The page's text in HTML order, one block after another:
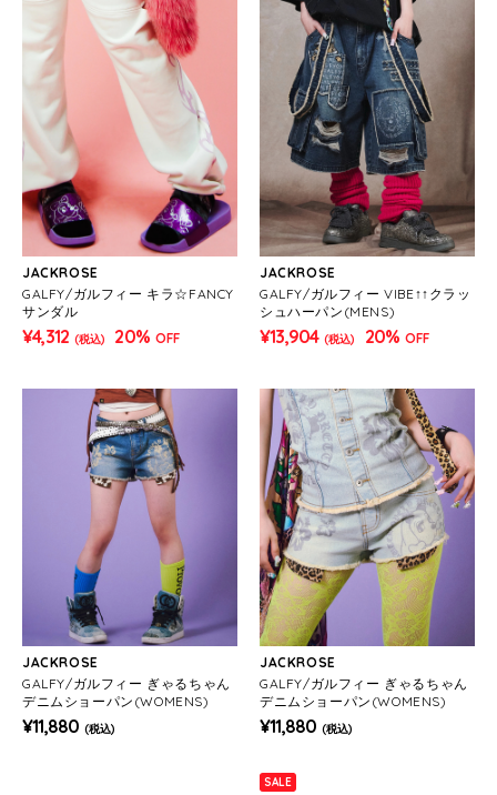
JACKROSE
GALFY/ガルフィー キラ☆FANCY
サンダル
¥4,312 (税込) 20% OFF
JACKROSE
GALFY/ガルフィー VIBE↑↑クラッ
シュハーパン(MENS)
¥13,904 (税込) 20% OFF
JACKROSE
GALFY/ガルフィー ぎゃるちゃん
デニムショーパン(WOMENS)
¥11,880 (税込)
JACKROSE
GALFY/ガルフィー ぎゃるちゃん
デニムショーパン(WOMENS)
¥11,880 (税込)
SALE